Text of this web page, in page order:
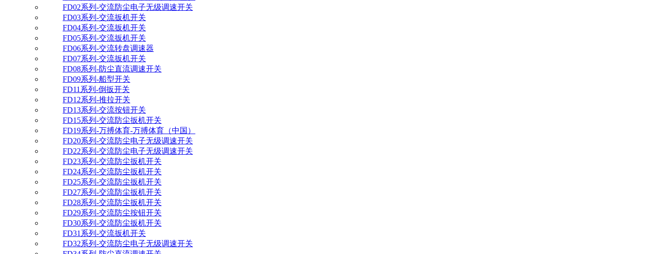
FD02系列-交流防尘电子无级调速开关
FD03系列-交流扳机开关
FD04系列-交流扳机开关
FD05系列-交流扳机开关
FD06系列-交流转盘调速器
FD07系列-交流扳机开关
FD08系列-防尘直流调速开关
FD09系列-船型开关
FD11系列-倒扳开关
FD12系列-推拉开关
FD13系列-交流按钮开关
FD15系列-交流防尘扳机开关
FD19系列-万搏体育-万搏体育（中国）
FD20系列-交流防尘电子无级调速开关
FD22系列-交流防尘电子无级调速开关
FD23系列-交流防尘扳机开关
FD24系列-交流防尘扳机开关
FD25系列-交流防尘扳机开关
FD27系列-交流防尘扳机开关
FD28系列-交流防尘扳机开关
FD29系列-交流防尘按钮开关
FD30系列-交流防尘扳机开关
FD31系列-交流扳机开关
FD32系列-交流防尘电子无级调速开关